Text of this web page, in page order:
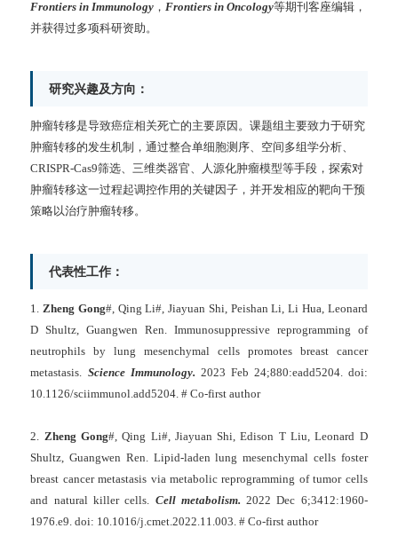
Frontiers in Immunology ，Frontiers in Oncology等期刊客座编辑，
并获得过多项科研资助。
研究兴趣及方向：
肿瘤转移是导致癌症相关死亡的主要原因。课题组主要致力于研究
肿瘤转移的发生机制，通过整合单细胞测序、空间多组学分析、
CRISPR-Cas9筛选、三维类器官、人源化肿瘤模型等手段，探索对
肿瘤转移这一过程起调控作用的关键因子，并开发相应的靶向干预
策略以治疗肿瘤转移。
代表性工作：
1.Zheng Gong#, Qing Li#, Jiayuan Shi, Peishan Li, Li Hua, Leonard
D Shultz, Guangwen Ren. Immunosuppressive reprogramming of
neutrophils by lung mesenchymal cells promotes breast cancer
metastasis. Science Immunology. 2023 Feb 24;880:eadd5204. doi:
10.1126/sciimmunol.add5204. # Co-first author
2. Zheng Gong#, Qing Li#, Jiayuan Shi, Edison T Liu, Leonard D
Shultz, Guangwen Ren. Lipid-laden lung mesenchymal cells foster
breast cancer metastasis via metabolic reprogramming of tumor cells
and natural killer cells. Cell metabolism. 2022 Dec 6;3412:1960-
1976.e9. doi: 10.1016/j.cmet.2022.11.003. # Co-first author